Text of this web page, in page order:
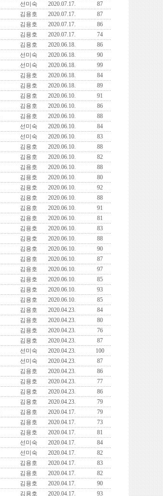
선미숙 2020.07.17.
87
김용호 2020.07.17.
87
김용호 2020.07.17.
86
김용호 2020.07.17.
74
김용호 2020.06.18.
86
선미숙 2020.06.18.
90
선미숙 2020.06.18.
99
김용호 2020.06.18.
84
김용호 2020.06.18.
89
김용호 2020.06.10.
91
김용호 2020.06.10.
86
김용호 2020.06.10.
88
선미숙 2020.06.10.
84
선미숙 2020.06.10.
83
김용호 2020.06.10.
88
김용호 2020.06.10.
82
김용호 2020.06.10.
88
김용호 2020.06.10.
80
김용호 2020.06.10.
92
김용호 2020.06.10.
88
김용호 2020.06.10.
91
김용호 2020.06.10.
81
김용호 2020.06.10.
83
김용호 2020.06.10.
88
김용호 2020.06.10.
90
김용호 2020.06.10.
87
김용호 2020.06.10.
97
김용호 2020.06.10.
85
김용호 2020.06.10.
93
김용호 2020.06.10.
85
김용호 2020.04.23.
84
김용호 2020.04.23.
80
김용호 2020.04.23.
76
김용호 2020.04.23.
87
선미숙 2020.04.23.
100
선미숙 2020.04.23.
87
김용호 2020.04.23.
86
김용호 2020.04.23.
77
김용호 2020.04.23.
86
김용호 2020.04.23.
79
김용호 2020.04.17.
79
김용호 2020.04.17.
73
김용호 2020.04.17.
81
선미숙 2020.04.17.
84
선미숙 2020.04.17.
82
김용호 2020.04.17.
83
김용호 2020.04.17.
82
김용호 2020.04.17.
90
김용호 2020.04.17. 93